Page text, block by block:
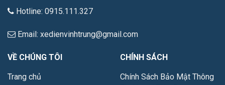
Hotline: 0915.111.327
Email: xedienvinhtrung@gmail.com
VỀ CHÚNG TÔI
Trang chủ
CHÍNH SÁCH
Chính Sách Bảo Mật Thông